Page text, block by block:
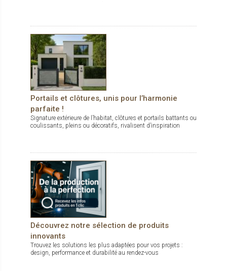
Portails et clôtures, unis pour l’harmonie
parfaite !
Signature extérieure de l’habitat, clôtures et portails battants ou
coulissants, pleins ou décoratifs, rivalisent d’inspiration
Découvrez notre sélection de produits
innovants
Trouvez les solutions les plus adaptées pour vos projets :
design, performance et durabilité au rendez-vous